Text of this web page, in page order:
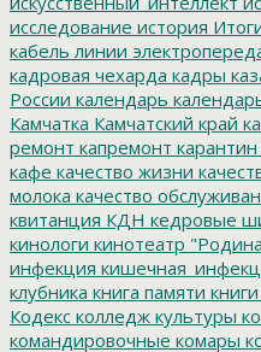
исследование история
кабель линии
кадровая чехарда кадры
России календарь
Камчатка Камчатский край
ремонт капремонт карантин
кафе качество жизни
молока качество
квитанция КДН кедровые
кинологи кинотеатр
инфекция
клубника книга памяти книги
Кодекс колледж культуры
командировочные комары